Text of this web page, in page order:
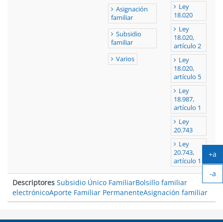
Asignación
familiar
Subsidio
familiar
Varios
Ley
18.020
Ley
18.020,
artículo 2
Ley
18.020,
artículo 5
Ley
18.987,
artículo 1
Ley
20.743
Ley
20.743,
artículo 1
Descriptores Subsidio Único FamiliarBolsillo familiar
electrónicoAporte Familiar PermanenteAsignación familiar
+a
-a